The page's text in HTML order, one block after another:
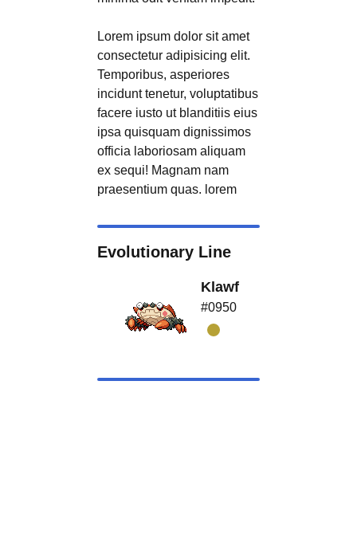
Lorem ipsum dolor sit amet
consectetur adipisicing elit.
Temporibus, asperiores
incidunt tenetur, voluptatibus
facere iusto ut blanditiis eius
ipsa quisquam dignissimos
officia laboriosam aliquam
ex sequi! Magnam nam
praesentium quas. lorem
Evolutionary Line
Klawf
#0950